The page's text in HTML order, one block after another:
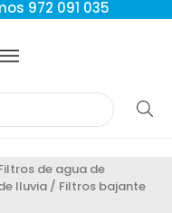
972 091 035
de agua de
lluvia / Filtros bajante